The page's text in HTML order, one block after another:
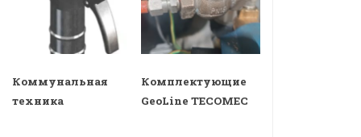
Коммунальная
техника
Комплектующие
GeoLine TECOMEC